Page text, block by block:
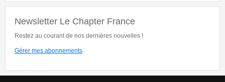
Newsletter Le Chapter France
Restez au courant de nos dernières nouvelles !
Gérer mes abonnements